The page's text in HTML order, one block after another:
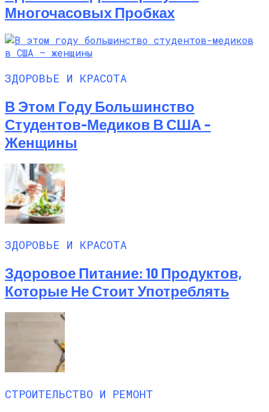
Многочасовых Пробках
ЗДОРОВЬЕ И КРАСОТА
В Этом Году Большинство
Студентов-Медиков В США –
Женщины
ЗДОРОВЬЕ И КРАСОТА
Здоровое Питание: 10 Продуктов,
Которые Не Стоит Употреблять
СТРОИТЕЛЬСТВО И РЕМОНТ